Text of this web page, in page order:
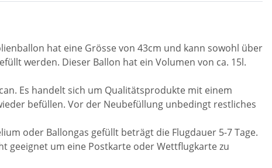
hat eine Grösse von 43cm und kann sowohl über
werden. Dieser Ballon hat ein Volumen von ca. 15l.
Es handelt sich um Qualitätsprodukte mit einem
befüllen. Vor der Neubefüllung unbedingt restliches
oder Ballongas gefüllt beträgt die Flugdauer 5-7 Tage.
geeignet um eine Postkarte oder Wettflugkarte zu